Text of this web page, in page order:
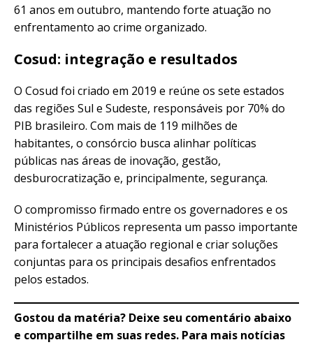
61 anos em outubro, mantendo forte atuação no
enfrentamento ao crime organizado.
Cosud: integração e resultados
O Cosud foi criado em 2019 e reúne os sete estados
das regiões Sul e Sudeste, responsáveis por 70% do
PIB brasileiro. Com mais de 119 milhões de
habitantes, o consórcio busca alinhar políticas
públicas nas áreas de inovação, gestão,
desburocratização e, principalmente, segurança.
O compromisso firmado entre os governadores e os
Ministérios Públicos representa um passo importante
para fortalecer a atuação regional e criar soluções
conjuntas para os principais desafios enfrentados
pelos estados.
Gostou da matéria? Deixe seu comentário abaixo
e compartilhe em suas redes. Para mais notícias